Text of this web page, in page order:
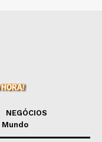
NEGÓCIOS
Mundo